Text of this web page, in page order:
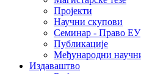
Пројекти
Научни скупови
Семинар - Право ЕУ
Публикације
Међународни
Издаваштво